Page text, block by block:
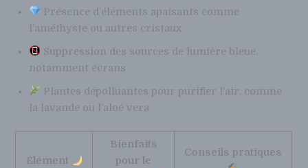
Présence d’éléments apaisants comme
l’améthyste ou autres cristaux
Suppression des sources de lumière bleue,
notamment écrans
Plantes dépolluantes pour purifier l’air, comme
la lavande ou l’aloé vera
Élément
Bienfaits
pour le
Conseils pratiques